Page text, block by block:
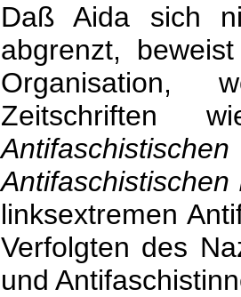
Daß Aida sich
abgrenzt,
Organisation,
Zeitschriften
Antifaschistischen
linksextremen
Verfolgten des
und